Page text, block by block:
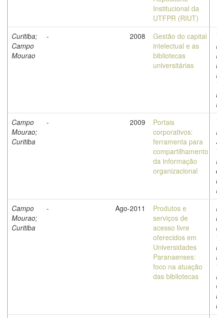
Institucional da
UTFPR (RIUT)
Curitiba;
Campo
Mourao
- 2008
Gestão do capital
intelectual e as
bibliotecas
universitárias
Campo
Mourao;
Curitiba
- 2009
Portais
corporativos:
ferramenta para
compartilhamento
da informação
organizacional
Campo
Mourao;
Curitiba
- Ago-2011
Produtos e
serviços de
acesso livre
oferecidos em
Universidades
Paranaenses:
foco na atuação
das bibliotecas